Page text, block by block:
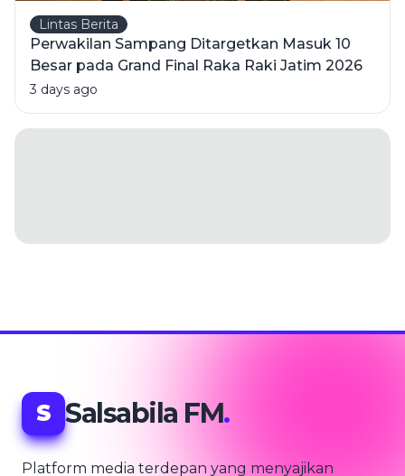
Lintas Berita
Perwakilan Sampang Ditargetkan Masuk 10
Besar pada Grand Final Raka Raki Jatim 2026
3 days ago
S Salsabila FM.
Platform media terdepan yang menyajikan